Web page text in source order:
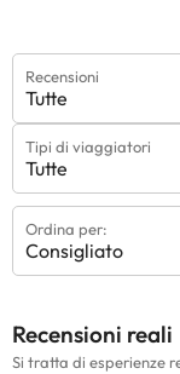
Recensioni
Tutte
Tipi di viaggiatori
Tutte
Ordina per:
Consigliato
Recensioni reali
Si tratta di esperienze